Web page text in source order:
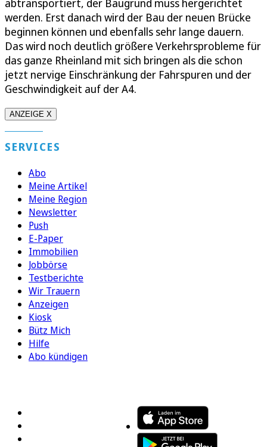
werden. Erst danach wird der Bau der neuen Brücke
beginnen können und ebenfalls sehr lange dauern.
Das wird noch deutlich größere Verkehrsprobleme für
das ganze Rheinland mit sich bringen als die schon
jetzt nervige Einschränkung der Fahrspuren und der
Geschwindigkeit auf der A4.
ANZEIGE X
SERVICES
Abo
Meine Artikel
Meine Region
Newsletter
Push
E-Paper
Immobilien
Jobbörse
Testberichte
Wir Trauern
Anzeigen
Kiosk
Bütz Mich
Hilfe
Abo kündigen